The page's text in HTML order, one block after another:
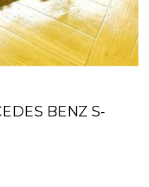
BENZ S-